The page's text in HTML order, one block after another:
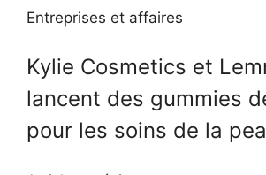
Entreprises et affaires
Kylie Cosmetics et
lancent des gummies
pour les soins de la